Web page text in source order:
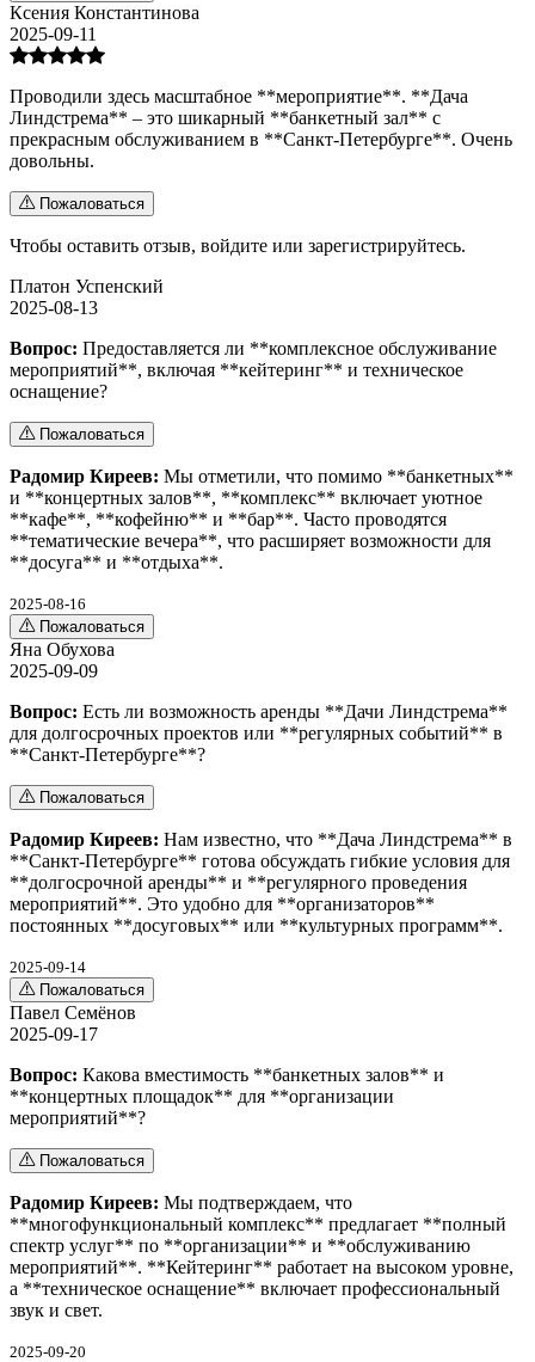
Ксения Константинова
2025-09-11
Проводили здесь масштабное **мероприятие**. **Дача
Линдстрема** – это шикарный **банкетный зал** с
прекрасным обслуживанием в **Санкт-Петербурге**. Очень
довольны.
Пожаловаться
Чтобы оставить отзыв, войдите или зарегистрируйтесь.
Платон Успенский
2025-08-13
Вопрос: Предоставляется ли **комплексное обслуживание
мероприятий**, включая **кейтеринг** и техническое
оснащение?
Пожаловаться
Радомир Киреев: Мы отметили, что помимо **банкетных**
и **концертных залов**, **комплекс** включает уютное
**кафе**, **кофейню** и **бар**. Часто проводятся
**тематические вечера**, что расширяет возможности для
**досуга** и **отдыха**.
2025-08-16
Пожаловаться
Яна Обухова
2025-09-09
Вопрос: Есть ли возможность аренды **Дачи Линдстрема**
для долгосрочных проектов или **регулярных событий** в
**Санкт-Петербурге**?
Пожаловаться
Радомир Киреев: Нам известно, что **Дача Линдстрема** в
**Санкт-Петербурге** готова обсуждать гибкие условия для
**долгосрочной аренды** и **регулярного проведения
мероприятий**. Это удобно для **организаторов**
постоянных **досуговых** или **культурных программ**.
2025-09-14
Пожаловаться
Павел Семёнов
2025-09-17
Вопрос: Какова вместимость **банкетных залов** и
**концертных площадок** для **организации
мероприятий**?
Пожаловаться
Радомир Киреев: Мы подтверждаем, что
**многофункциональный комплекс** предлагает **полный
спектр услуг** по **организации** и **обслуживанию
мероприятий**. **Кейтеринг** работает на высоком уровне,
а **техническое оснащение** включает профессиональный
звук и свет.
2025-09-20